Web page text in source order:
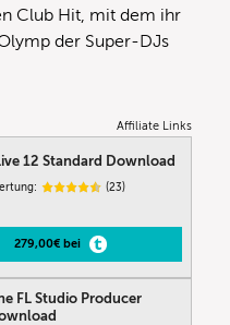
Club Hit, mit dem ihr
der Super-DJs
Affiliate Links
12 Standard Download
(23)
279,00€ bei
FL Studio Producer